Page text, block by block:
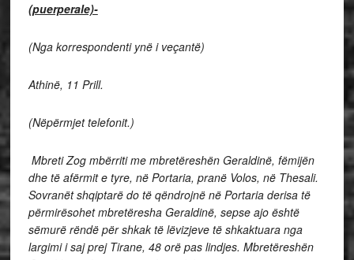
(puerperale)-
(Nga korrespondenti ynë i veçantë)
Athinë, 11 Prill.
(Nëpërmjet telefonit.)
Mbreti Zog mbërriti me mbretëreshën Geraldinë, fëmijën
dhe të afërmit e tyre, në Portaria, pranë Volos, në Thesali.
Sovranët shqiptarë do të qëndrojnë në Portaria derisa të
përmirësohet mbretëresha Geraldinë, sepse ajo është
sëmurë rëndë për shkak të lëvizjeve të shkaktuara nga
largimi i saj prej Tirane, 48 orë pas lindjes. Mbretëreshën